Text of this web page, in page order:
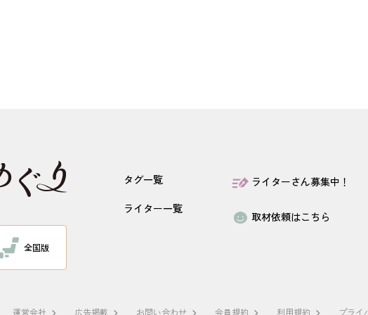
全国版
タグ一覧
ライター一覧
ライターさん募集中！
取材依頼はこちら
運営会社 広告掲載 お問い合わせ 会員規約 利用規約 プライ